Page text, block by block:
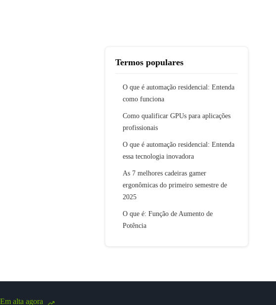
Termos populares
O que é automação residencial: Entenda
como funciona
Como qualificar GPUs para aplicações
profissionais
O que é automação residencial: Entenda
essa tecnologia inovadora
As 7 melhores cadeiras gamer
ergonômicas do primeiro semestre de
2025
O que é: Função de Aumento de
Potência
Em alta agora